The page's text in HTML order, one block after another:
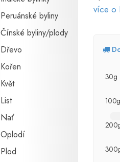
Peruánské byliny
Čínské byliny/plody
Dřevo
Kořen
Květ
List
Nať
Oplodí
Plod
více o
30g
100g